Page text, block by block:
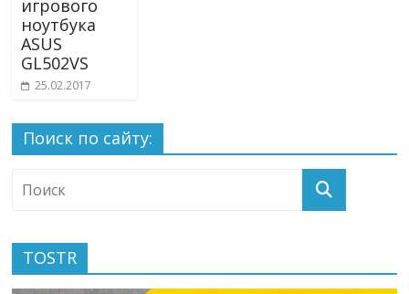
игрового
ноутбука
ASUS
GL502VS
25.02.2017
Поиск по сайту:
TOSTR